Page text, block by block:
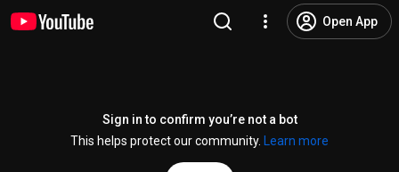
Open App
Sign in to confirm you’re not a bot
This helps protect our community.
Learn more